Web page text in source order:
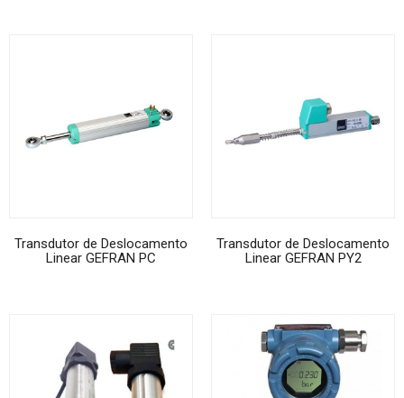
Transdutor de Deslocamento
Linear GEFRAN PC
Transdutor de Deslocamento
Linear GEFRAN PY2